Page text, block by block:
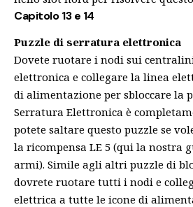
Capitolo 13 e 14
Puzzle di serratura elettronica
Dovete ruotare i nodi sui
elettronica e collegare la linea
di alimentazione per sbloccare la
Serratura Elettronica è
potete saltare questo puzzle se
la ricompensa LE 5 (qui la nostra
armi). Simile agli altri puzzle di
dovrete ruotare tutti i nodi e
elettrica a tutte le icone di